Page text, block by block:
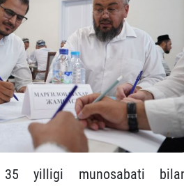
35 yilligi munosabati